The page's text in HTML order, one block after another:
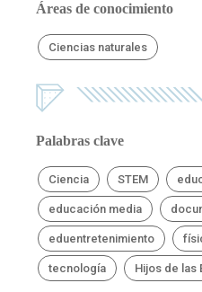
Áreas de conocimiento
Ciencias naturales
Palabras clave
Ciencia STEM
educación media
eduentretenimiento
tecnología Hijos de las